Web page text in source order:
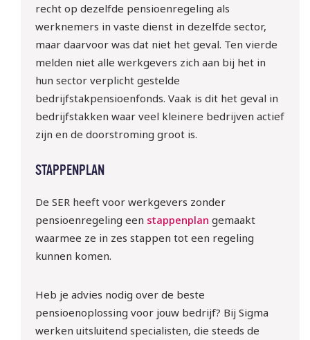
recht op dezelfde pensioenregeling als
werknemers in vaste dienst in dezelfde sector,
maar daarvoor was dat niet het geval. Ten vierde
melden niet alle werkgevers zich aan bij het in
hun sector verplicht gestelde
bedrijfstakpensioenfonds. Vaak is dit het geval in
bedrijfstakken waar veel kleinere bedrijven actief
zijn en de doorstroming groot is.
STAPPENPLAN
De SER heeft voor werkgevers zonder
pensioenregeling een stappenplan gemaakt
waarmee ze in zes stappen tot een regeling
kunnen komen.
Heb je advies nodig over de beste
pensioenoplossing voor jouw bedrijf? Bij Sigma
werken uitsluitend specialisten, die steeds de